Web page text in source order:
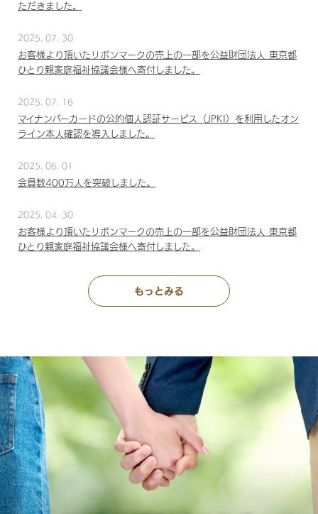
ただきました。
2025. 07. 30
お客様より頂いたリボンマークの売上の一部を公益財団法人 東京都
ひとり親家庭福祉協議会様へ寄付しました。
2025. 07. 16
マイナンバーカードの公的個人認証サービス（JPKI）を利用したオン
ライン本人確認を導入しました。
2025. 06. 01
会員数400万人を突破しました。
2025. 04. 30
お客様より頂いたリボンマークの売上の一部を公益財団法人 東京都
ひとり親家庭福祉協議会様へ寄付しました。
もっとみる